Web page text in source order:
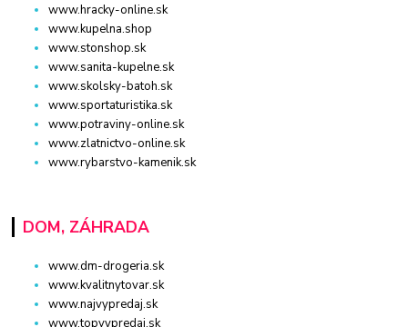
www.hracky-online.sk
www.kupelna.shop
www.stonshop.sk
www.sanita-kupelne.sk
www.skolsky-batoh.sk
www.sportaturistika.sk
www.potraviny-online.sk
www.zlatnictvo-online.sk
www.rybarstvo-kamenik.sk
DOM, ZÁHRADA
www.dm-drogeria.sk
www.kvalitnytovar.sk
www.najvypredaj.sk
www.topvypredaj.sk